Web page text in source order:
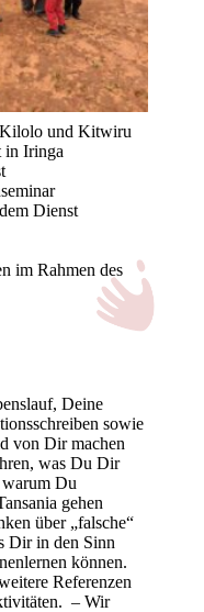
und Kitwiru
in Iringa
Dienst
im Rahmen des
Deine
sowie
von Dir machen
was Du Dir
Du
gehen
über „falsche“
Dir in den Sinn
können.
Referenzen
– Wir